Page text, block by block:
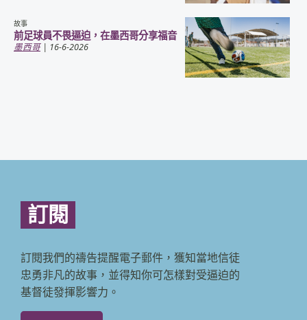
故事
前足球員不畏逼迫，在墨西哥分享福音
墨西哥| 16-6-2026
訂閱
訂閱我們的禱告提醒電子郵件，獲知當地信徒
忠勇非凡的故事，並得知你可怎樣對受逼迫的
基督徒發揮影響力。